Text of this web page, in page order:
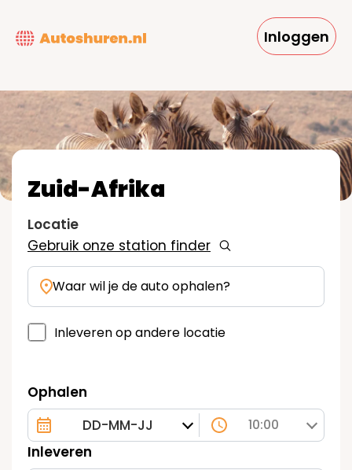
naar
gaan
Inloggen
Ophalen
10:00
Inleveren
Zuid-Afrika
Gebruik onze station finder
Locatie
Waar wil je de auto ophalen?
Inleveren op andere locatie